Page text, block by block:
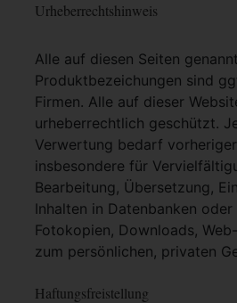
Urheberrechtshinweis
Alle auf diesen Seiten
Produktbezeichungen sind
Firmen. Alle auf dieser
urheberrechtlich geschützt.
Verwertung bedarf
insbesondere für
Bearbeitung, Übersetzung,
Inhalten in Datenbanken
Fotokopien, Downloads,
zum persönlichen, privaten
Haftungsfreistellung